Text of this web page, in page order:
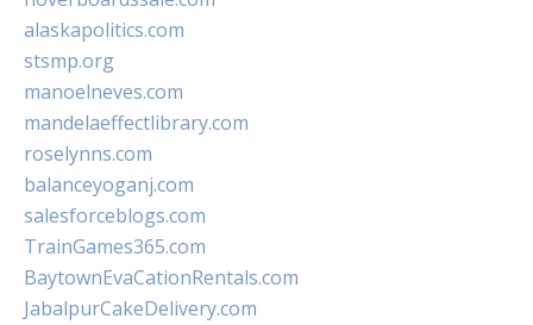
alaskapolitics.com
stsmp.org
manoelneves.com
mandelaeffectlibrary.com
roselynns.com
balanceyoganj.com
salesforceblogs.com
TrainGames365.com
BaytownEvaCationRentals.com
JabalpurCakeDelivery.com